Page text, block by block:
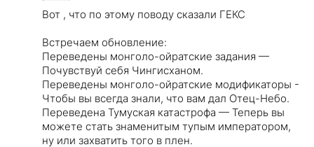
Вот , что по этому поводу сказали ГЕКС
Встречаем обновление:
Переведены монголо-ойратские задания —
Почувствуй себя Чингисханом.
Переведены монголо-ойратские модификаторы -
Чтобы вы всегда знали, что вам дал Отец-Небо.
Переведена Тумуская катастрофа — Теперь вы
можете стать знаменитым тупым императором,
ну или захватить того в плен.